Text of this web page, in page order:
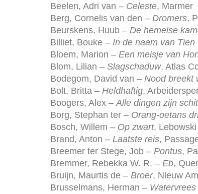
Beelen, Adri van – Celeste, Marmer
Berg, Cornelis van den – Dromers,
Beurskens, Huub – De hemelse
Billiet, Bouke – In de naam van Tien
Bloem, Marion – Een meisje van
Blom, Lilian – Slagschaduw, Atlas
Bodegom, David van – Nood breekt
Bolt, Britta – Heldhaftig,
Boogers, Alex –Alle dingen zijn
Borg, Stephan ter – Orang-oetans
Bosch, Willem – Op zwart, Lebowski
Brand, Anton – Laatste reis,
Breemer ter Stege, Job – Pontus,
Bremmer, Rebekka W. R. – Eb,
Bruijn, Maurtis de – Broer, Nieuw
Brusselmans, Herman –